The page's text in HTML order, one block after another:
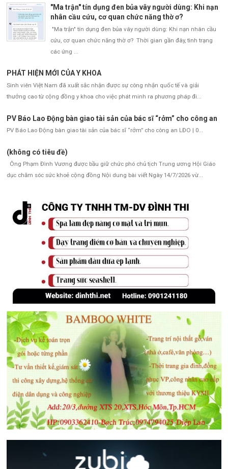
"Ma trận" tín dụng đen bủa vây người dùng: Khi nạn
nhân cầu cứu, cơ quan chức năng thờ ơ?
"Ma trận" tín dụng đen bủa vây người dùng: Khi nạn nhân cầu
cứu, cơ quan chức năng thờ ơ? Thời gian gần đây, tình trạng
các ứng ...
PHÁT HIỆN MỚI CỦA Y KHOA
Sinh viên Việt Nam đã xuất sắc nhận được sự công nhận quốc tế và giải
thưởng cao từ cộng đồng y khoa cho việc phát minh ra phương pháp đi...
PV Báo Lao Động bàn giao tài sản của bác sĩ “rởm” cho công an
PV Báo Lao Động bàn giao tài sản của bác sĩ “rởm” cho công an LĐO | 0...
(không có tiêu đề)
Ông Phạm Đình Vương được bầu giữ chức phó chủ tịch Trung ương Hội Giáo
dục chăm sóc sức khoẻ cộng đồng Nội dung bài viết Ngày 14/7/2026 vừ...